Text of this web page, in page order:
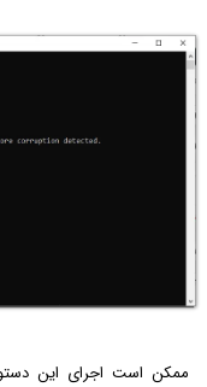
ممکن است اجرای این